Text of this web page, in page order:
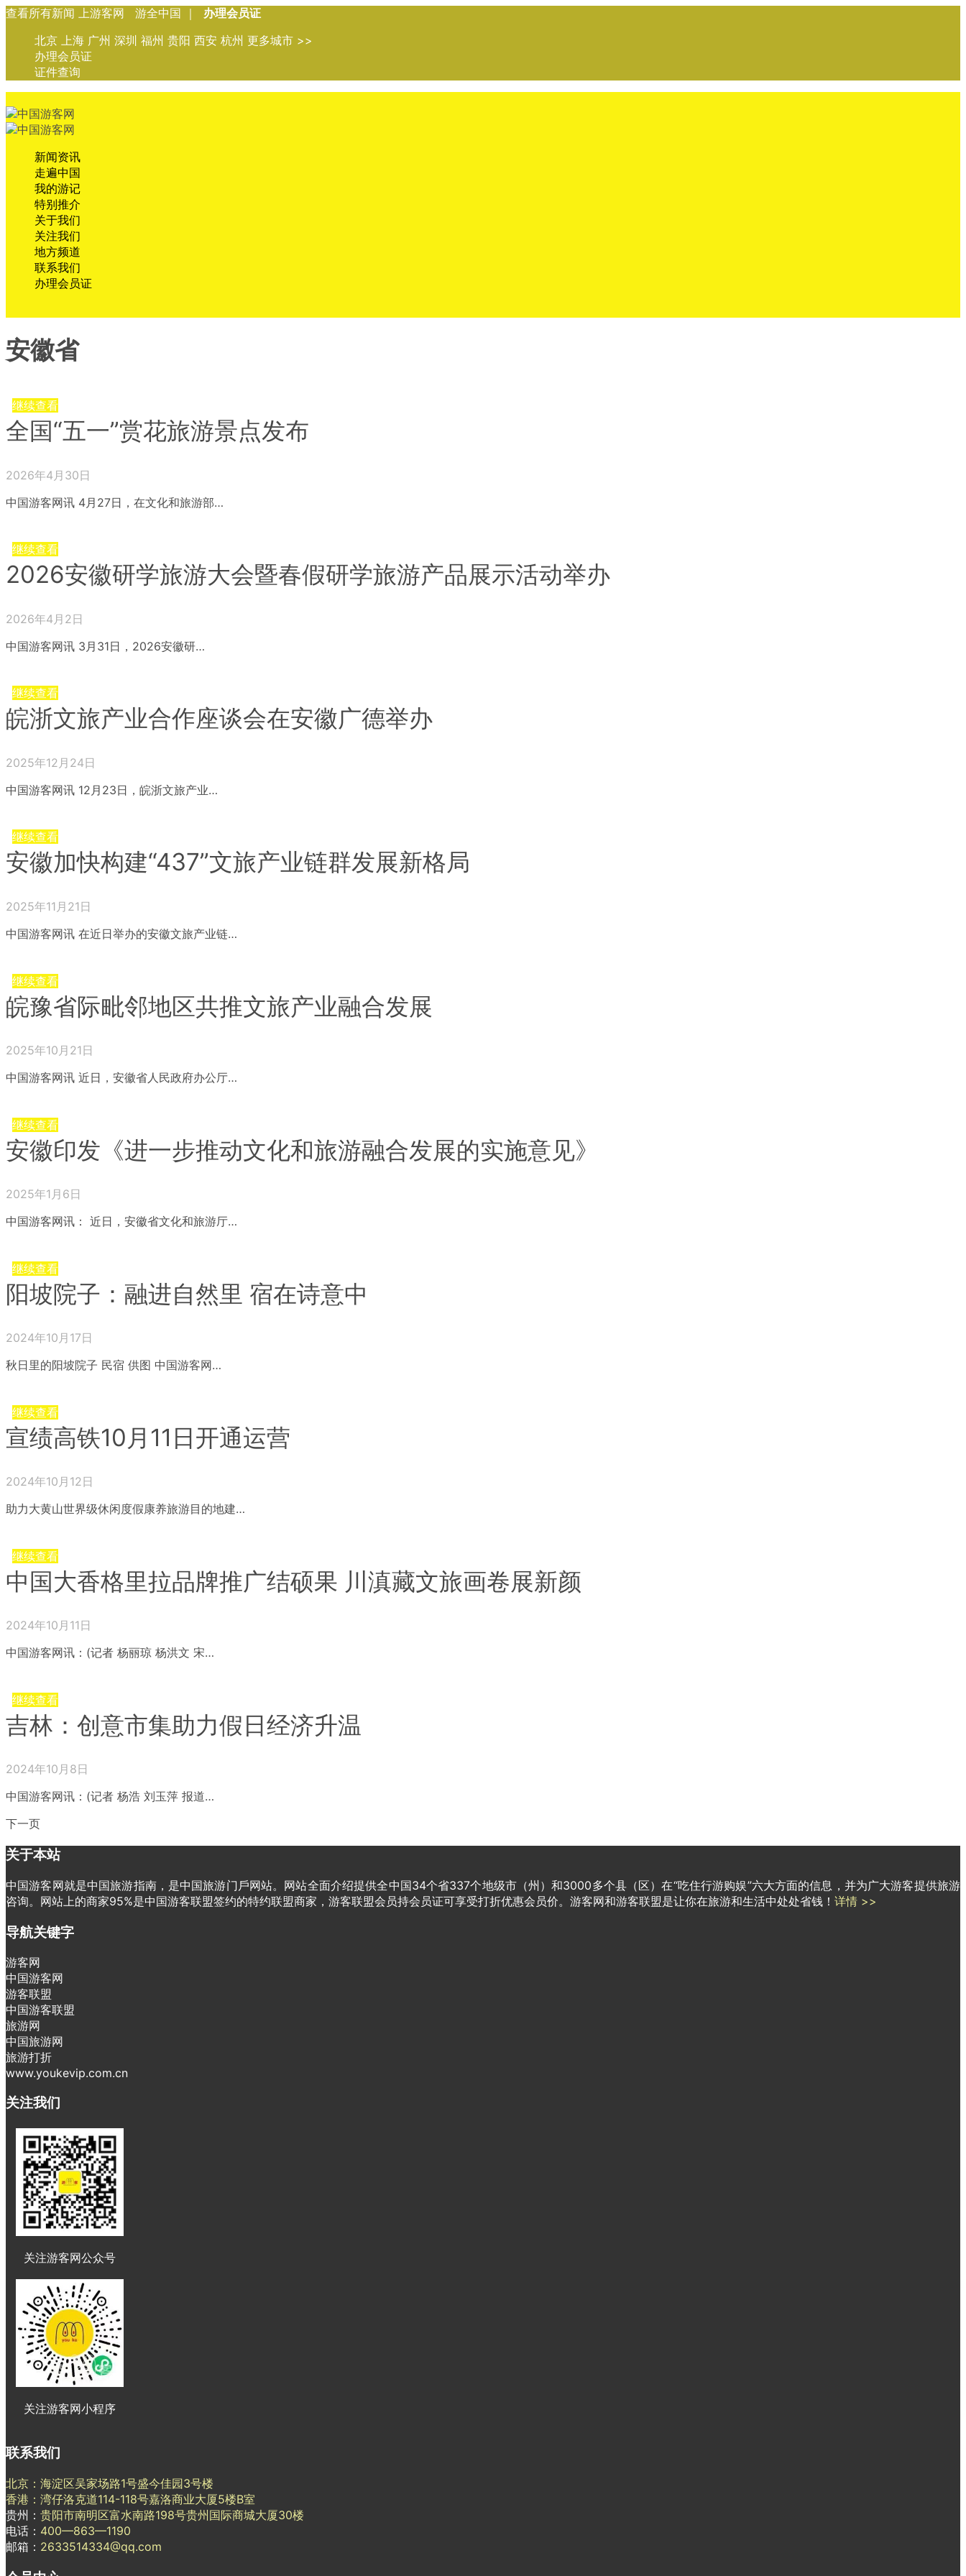
查看所有新闻 上游客网 游全中国 ｜
办理会员证
北京 上海 广州 深圳 福州 贵阳 西安 杭州 更多城市 >>
办理会员证
证件查询
新闻资讯
走遍中国
我的游记
特别推介
关于我们
关注我们
地方频道
联系我们
办理会员证
安徽省
继续查看
全国“五一”赏花旅游景点发布
2026年4月30日
中国游客网讯 4月27日，在文化和旅游部…
继续查看
2026安徽研学旅游大会暨春假研学旅游产品展示活动举办
2026年4月2日
中国游客网讯 3月31日，2026安徽研…
继续查看
皖浙文旅产业合作座谈会在安徽广德举办
2025年12月24日
中国游客网讯 12月23日，皖浙文旅产业…
继续查看
安徽加快构建“437”文旅产业链群发展新格局
2025年11月21日
中国游客网讯 在近日举办的安徽文旅产业链…
继续查看
皖豫省际毗邻地区共推文旅产业融合发展
2025年10月21日
中国游客网讯 近日，安徽省人民政府办公厅…
继续查看
安徽印发《进一步推动文化和旅游融合发展的实施意见》
2025年1月6日
中国游客网讯： 近日，安徽省文化和旅游厅…
继续查看
阳坡院子：融进自然里 宿在诗意中
2024年10月17日
秋日里的阳坡院子 民宿 供图 中国游客网…
继续查看
宣绩高铁10月11日开通运营
2024年10月12日
助力大黄山世界级休闲度假康养旅游目的地建…
继续查看
中国大香格里拉品牌推广结硕果 川滇藏文旅画卷展新颜
2024年10月11日
中国游客网讯：(记者 杨丽琼 杨洪文 宋…
继续查看
吉林：创意市集助力假日经济升温
2024年10月8日
中国游客网讯：(记者 杨浩 刘玉萍 报道…
下一页
关于本站
中国游客网就是中国旅游指南，是中国旅游门戶网站。网站全面介绍提供全中国34个省337个地级市（州）和3000多个县（区）在“吃住行游购娱”六大方面的信息，并为广大游客提供旅游
咨询。网站上的商家95%是中国游客联盟签约的特约联盟商家，游客联盟会员持会员证可享受打折优惠会员价。游客网和游客联盟是让你在旅游和生活中处处省钱！ 详情 >>
导航关键字
游客网
中国游客网
游客联盟
中国游客联盟
旅游网
中国旅游网
旅游打折
www.youkevip.com.cn
关注我们
关注游客网公众号
关注游客网小程序
联系我们
北京：海淀区吴家场路1号盛今佳园3号楼
香港：湾仔洛克道114-118号嘉洛商业大厦5楼B室
贵州： 贵阳市南明区富水南路198号贵州国际商城大厦30楼
电话： 400—863—1190
邮箱： 2633514334@qq.com